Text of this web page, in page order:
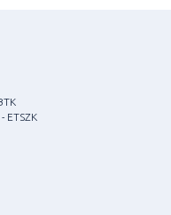
ETSZK